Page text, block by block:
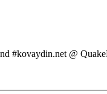
#kovaydin.net @